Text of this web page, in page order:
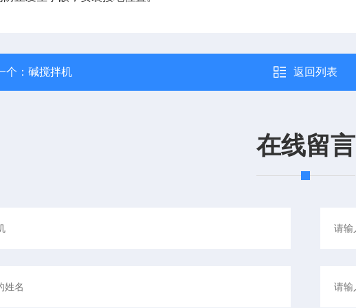
个： 碱搅拌机 返回列表
在线留言